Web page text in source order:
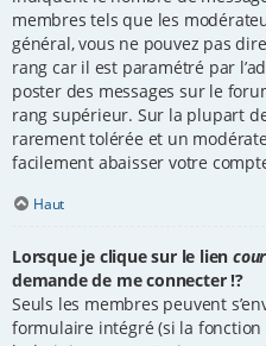
membres tels que les
général, vous ne pouvez pas
rang car il est paramétré par
poster des messages sur le
rang supérieur. Sur la plupart
rarement tolérée et un
facilement abaisser votre
Haut
Lorsque je clique sur le lien
demande de me connecter !?
Seuls les membres peuvent
formulaire intégré (si la fonction